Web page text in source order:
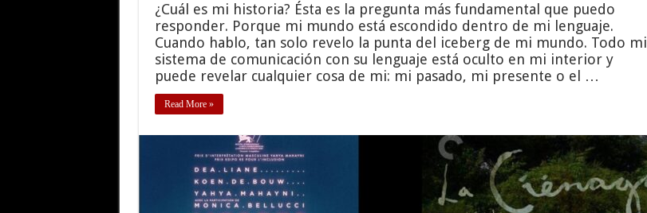
¿Cuál es mi historia? Ésta es la pregunta más fundamental que puedo
responder. Porque mi mundo está escondido dentro de mi lenguaje.
Cuando hablo, tan solo revelo la punta del iceberg de mi mundo. Todo mi
sistema de comunicación con su lenguaje está oculto en mi interior y
puede revelar cualquier cosa de mi: mi pasado, mi presente o el …
Read More »